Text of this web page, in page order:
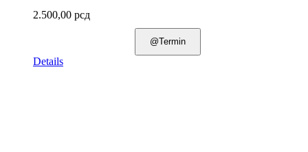
2.500,00 рсд
@Termin
Details